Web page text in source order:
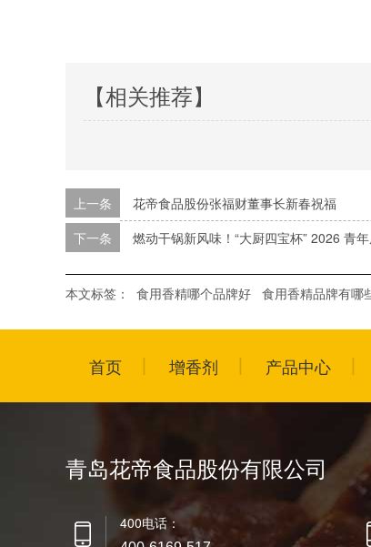
【相关推荐】
上一条
花帝食品股份张福财董事长新春祝福
下一条 燃动干锅新风味！“大厨四宝杯” 2026 青
本文标签： 食用香精哪个品牌好 食用香精品牌有哪
首页 增香剂 产品中心
青岛花帝食品股份有限公司
400电话：